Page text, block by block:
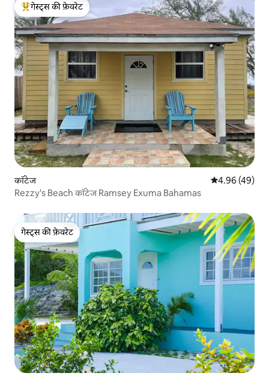
गेस्ट्स का टॉप फ़ेवरेट
गेस्ट्स की फ़ेवरेट
कॉटेज औसत रेटिंग 5 में
4.96 (49)
Rezzy's Beach कॉटेज Ramsey Exuma Bahamas
गेस्ट्स की फ़ेवरेट
गेस्ट्स की फ़ेवरेट